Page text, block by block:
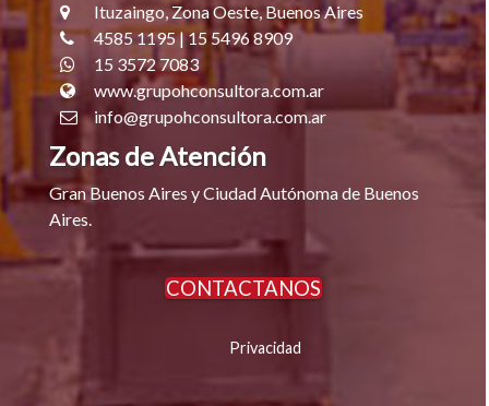
Ituzaingo, Zona Oeste, Buenos Aires
4585 1195 | 15 5496 8909
15 3572 7083
www.grupohconsultora.com.ar
info@grupohconsultora.com.ar
Zonas de Atención
Gran Buenos Aires y Ciudad Autónoma de Buenos
Aires.
CONTACTANOS
Privacidad